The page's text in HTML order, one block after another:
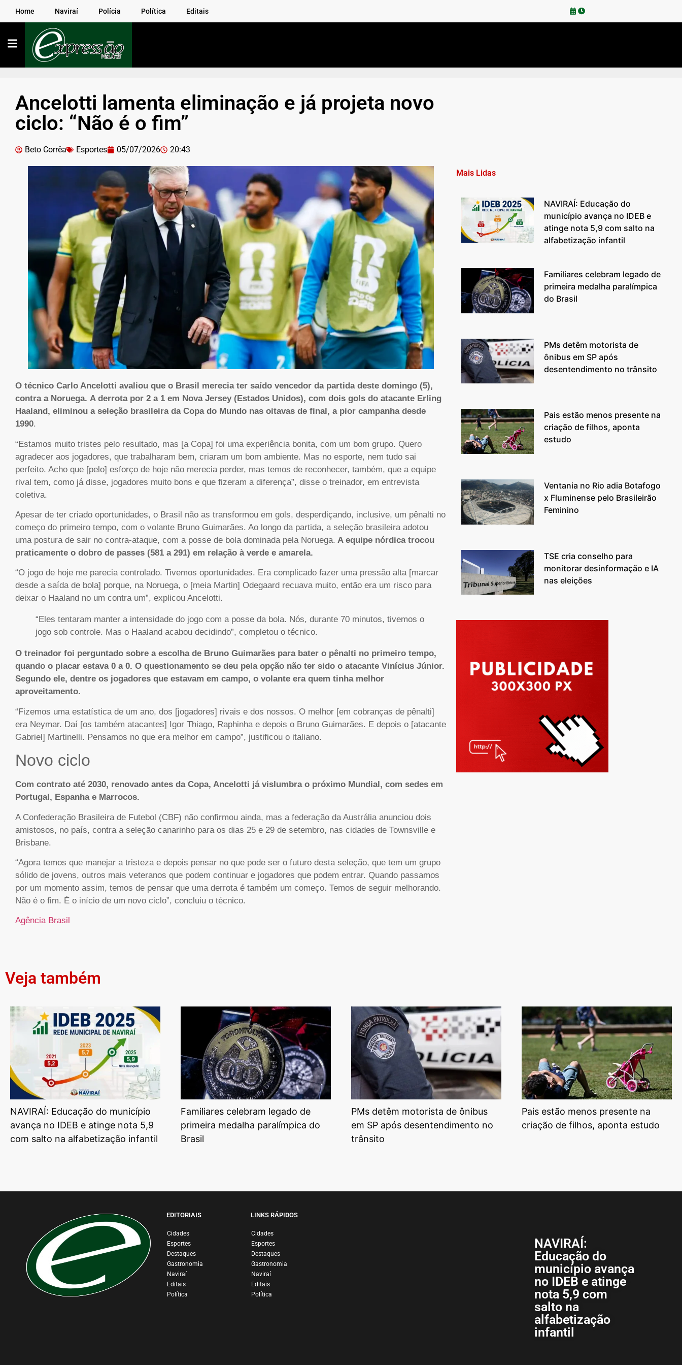
Home Naviraí Polícia Política Editais
Ancelotti lamenta eliminação e já projeta novo
ciclo: “Não é o fim”
Beto Corrêa Esportes 05/07/2026 20:43
O técnico Carlo Ancelotti avaliou que o Brasil merecia ter saído vencedor da partida deste domingo (5),
contra a Noruega. A derrota por 2 a 1 em Nova Jersey (Estados Unidos), com dois gols do atacante Erling
Haaland, eliminou a seleção brasileira da Copa do Mundo nas oitavas de final, a pior campanha desde
1990.
“Estamos muito tristes pelo resultado, mas [a Copa] foi uma experiência bonita, com um bom grupo. Quero
agradecer aos jogadores, que trabalharam bem, criaram um bom ambiente. Mas no esporte, nem tudo sai
perfeito. Acho que [pelo] esforço de hoje não merecia perder, mas temos de reconhecer, também, que a equipe
rival tem, como já disse, jogadores muito bons e que fizeram a diferença”, disse o treinador, em entrevista
coletiva.
Apesar de ter criado oportunidades, o Brasil não as transformou em gols, desperdiçando, inclusive, um pênalti no
começo do primeiro tempo, com o volante Bruno Guimarães. Ao longo da partida, a seleção brasileira adotou
uma postura de sair no contra-ataque, com a posse de bola dominada pela Noruega. A equipe nórdica trocou
praticamente o dobro de passes (581 a 291) em relação à verde e amarela.
“O jogo de hoje me parecia controlado. Tivemos oportunidades. Era complicado fazer uma pressão alta [marcar
desde a saída de bola] porque, na Noruega, o [meia Martin] Odegaard recuava muito, então era um risco para
deixar o Haaland no um contra um”, explicou Ancelotti.
“Eles tentaram manter a intensidade do jogo com a posse da bola. Nós, durante 70 minutos, tivemos o
jogo sob controle. Mas o Haaland acabou decidindo”, completou o técnico.
O treinador foi perguntado sobre a escolha de Bruno Guimarães para bater o pênalti no primeiro tempo,
quando o placar estava 0 a 0. O questionamento se deu pela opção não ter sido o atacante Vinícius Júnior.
Segundo ele, dentre os jogadores que estavam em campo, o volante era quem tinha melhor
aproveitamento.
“Fizemos uma estatística de um ano, dos [jogadores] rivais e dos nossos. O melhor [em cobranças de pênalti]
era Neymar. Daí [os também atacantes] Igor Thiago, Raphinha e depois o Bruno Guimarães. E depois o [atacante
Gabriel] Martinelli. Pensamos no que era melhor em campo”, justificou o italiano.
Novo ciclo
Com contrato até 2030, renovado antes da Copa, Ancelotti já vislumbra o próximo Mundial, com sedes em
Portugal, Espanha e Marrocos.
A Confederação Brasileira de Futebol (CBF) não confirmou ainda, mas a federação da Austrália anunciou dois
amistosos, no país, contra a seleção canarinho para os dias 25 e 29 de setembro, nas cidades de Townsville e
Brisbane.
“Agora temos que manejar a tristeza e depois pensar no que pode ser o futuro desta seleção, que tem um grupo
sólido de jovens, outros mais veteranos que podem continuar e jogadores que podem entrar. Quando passamos
por um momento assim, temos de pensar que uma derrota é também um começo. Temos de seguir melhorando.
Não é o fim. É o início de um novo ciclo”, concluiu o técnico.
Agência Brasil
Mais Lidas
NAVIRAÍ: Educação do
município avança no IDEB e
atinge nota 5,9 com salto na
alfabetização infantil
Familiares celebram legado de
primeira medalha paralímpica
do Brasil
PMs detêm motorista de
ônibus em SP após
desentendimento no trânsito
Pais estão menos presente na
criação de filhos, aponta
estudo
Ventania no Rio adia Botafogo
x Fluminense pelo Brasileirão
Feminino
TSE cria conselho para
monitorar desinformação e IA
nas eleições
Veja também
NAVIRAÍ: Educação do município
avança no IDEB e atinge nota 5,9
com salto na alfabetização infantil
Familiares celebram legado de
primeira medalha paralímpica do
Brasil
PMs detêm motorista de ônibus
em SP após desentendimento no
trânsito
Pais estão menos presente na
criação de filhos, aponta estudo
EDITORIAIS
Cidades
Esportes
Destaques
Gastronomia
Naviraí
Editais
Política
LINKS RÁPIDOS
Cidades
Esportes
Destaques
Gastronomia
Naviraí
Editais
Política
NAVIRAÍ:
Educação do
município avança
no IDEB e atinge
nota 5,9 com
salto na
alfabetização
infantil